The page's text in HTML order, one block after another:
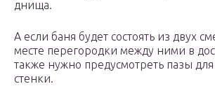
днища.
А если баня будет состоять из двух
месте перегородки между ними в
также нужно предусмотреть пазы
стенки.